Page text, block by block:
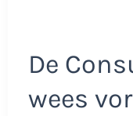
De
wees